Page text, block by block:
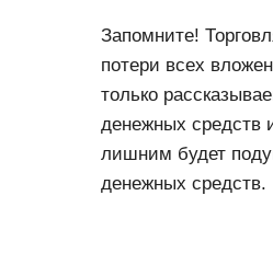
Запомните!
потери всех
только
денежных средств
лишним будет
денежных средств.